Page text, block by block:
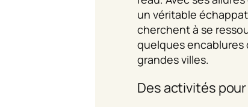
un véritable
cherchent à se
quelques encablures
grandes villes.
Des activités